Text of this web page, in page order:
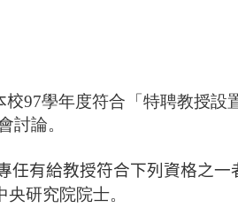
校97學年度符合「特聘教授設
討論。
任有給教授符合下列資格之一
央研究院院士。